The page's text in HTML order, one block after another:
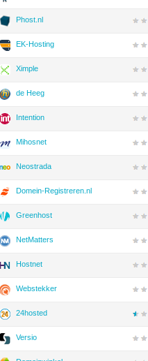
Phost.nl
EK-Hosting
Ximple
de Heeg
Intention
Mihosnet
Neostrada
Domein-Registreren.nl
Greenhost
NetMatters
Hostnet
Webstekker
24hosted
Versio